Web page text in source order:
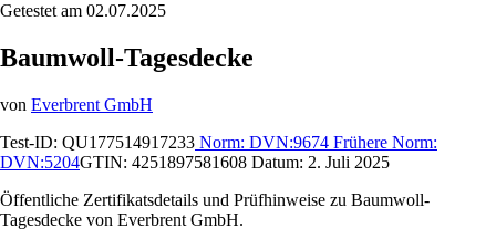
Getestet am 02.07.2025
Baumwoll-Tagesdecke
von Everbrent GmbH
Test-ID: QU177514917233 Norm: DVN:9674 Frühere Norm:
DVN:5204GTIN: 4251897581608 Datum: 2. Juli 2025
Öffentliche Zertifikatsdetails und Prüfhinweise zu Baumwoll-
Tagesdecke von Everbrent GmbH.